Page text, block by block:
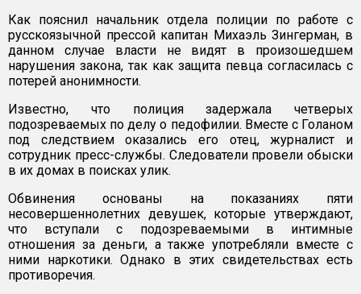
Как пояснил начальник отдела полиции по работе с
русскоязычной прессой капитан Михаэль Зингерман, в
данном случае власти не видят в произошедшем
нарушения закона, так как защита певца согласилась с
потерей анонимности.
Известно, что полиция задержала четверых
подозреваемых по делу о педофилии. Вместе с Голаном
под следствием оказались его отец, журналист и
сотрудник пресс-службы. Следователи провели обыски
в их домах в поисках улик.
Обвинения основаны на показаниях пяти
несовершеннолетних девушек, которые утверждают,
что вступали с подозреваемыми в интимные
отношения за деньги, а также употребляли вместе с
ними наркотики. Однако в этих свидетельствах есть
противоречия.